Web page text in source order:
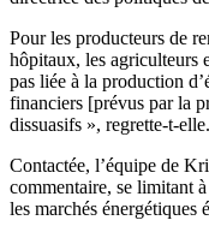
Pour les producteurs de
hôpitaux, les agriculteurs
pas liée à la production
financiers [prévus par la
dissuasifs », regrette-t-elle.
Contactée, l’équipe de
commentaire, se limitant
les marchés énergétiques